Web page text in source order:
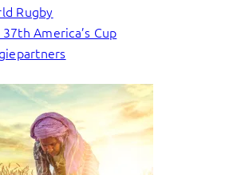
Rugby
America’s Cup